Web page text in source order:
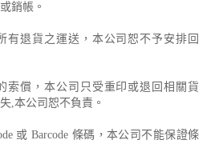
銷帳。
有退貨之運送，本公司恕不予安排回
索償，本公司只受重印或退回相關貨
,本公司恕不負責。
或 Barcode 條碼，本公司不能保證條